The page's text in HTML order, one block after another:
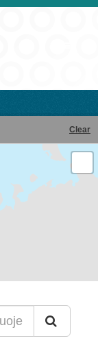
Clear